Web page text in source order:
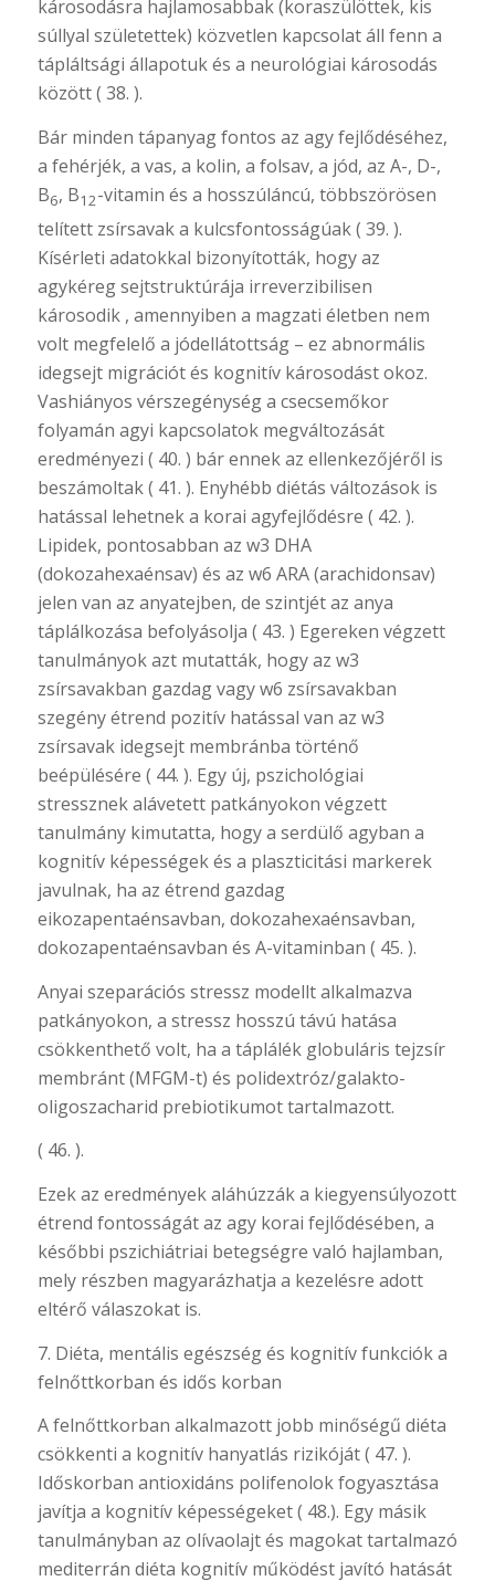
károsodásra hajlamosabbak (koraszülöttek, kis
súllyal születettek) közvetlen kapcsolat áll fenn a
tápláltsági állapotuk és a neurológiai károsodás
között ( 38. ).
Bár minden tápanyag fontos az agy fejlődéséhez,
a fehérjék, a vas, a kolin, a folsav, a jód, az A-, D-,
B6, B12-vitamin és a hosszúláncú, többszörösen
telített zsírsavak a kulcsfontosságúak ( 39. ).
Kísérleti adatokkal bizonyították, hogy az
agykéreg sejtstruktúrája irreverzibilisen
károsodik , amennyiben a magzati életben nem
volt megfelelő a jódellátottság – ez abnormális
idegsejt migrációt és kognitív károsodást okoz.
Vashiányos vérszegénység a csecsemőkor
folyamán agyi kapcsolatok megváltozását
eredményezi ( 40. ) bár ennek az ellenkezőjéről is
beszámoltak ( 41. ). Enyhébb diétás változások is
hatással lehetnek a korai agyfejlődésre ( 42. ).
Lipidek, pontosabban az w3 DHA
(dokozahexaénsav) és az w6 ARA (arachidonsav)
jelen van az anyatejben, de szintjét az anya
táplálkozása befolyásolja ( 43. ) Egereken végzett
tanulmányok azt mutatták, hogy az w3
zsírsavakban gazdag vagy w6 zsírsavakban
szegény étrend pozitív hatással van az w3
zsírsavak idegsejt membránba történő
beépülésére ( 44. ). Egy új, pszichológiai
stressznek alávetett patkányokon végzett
tanulmány kimutatta, hogy a serdülő agyban a
kognitív képességek és a plaszticitási markerek
javulnak, ha az étrend gazdag
eikozapentaénsavban, dokozahexaénsavban,
dokozapentaénsavban és A-vitaminban ( 45. ).
Anyai szeparációs stressz modellt alkalmazva
patkányokon, a stressz hosszú távú hatása
csökkenthető volt, ha a táplálék globuláris tejzsír
membránt (MFGM-t) és polidextróz/galakto-
oligoszacharid prebiotikumot tartalmazott.
( 46. ).
Ezek az eredmények aláhúzzák a kiegyensúlyozott
étrend fontosságát az agy korai fejlődésében, a
későbbi pszichiátriai betegségre való hajlamban,
mely részben magyarázhatja a kezelésre adott
eltérő válaszokat is.
7. Diéta, mentális egészség és kognitív funkciók a
felnőttkorban és idős korban
A felnőttkorban alkalmazott jobb minőségű diéta
csökkenti a kognitív hanyatlás rizikóját ( 47. ).
Időskorban antioxidáns polifenolok fogyasztása
javítja a kognitív képességeket ( 48.). Egy másik
tanulmányban az olívaolajt és magokat tartalmazó
mediterrán diéta kognitív működést javító hatását